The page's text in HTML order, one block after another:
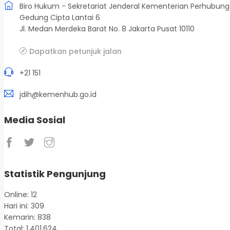
Biro Hukum - Sekretariat Jenderal Kementerian
Gedung Cipta Lantai 6
Jl. Medan Merdeka Barat No. 8 Jakarta Pusat 10110
Dapatkan petunjuk jalan
+21 151
jdih@kemenhub.go.id
Media Sosial
Statistik Pengunjung
Online: 12
Hari ini: 309
Kemarin: 838